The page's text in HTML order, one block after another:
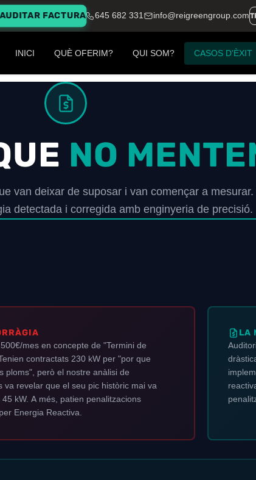
AUDITAR FACTURA 645 682 331 info@reigreengroup.com
INICI QUÈ OFERIM? QUI SOM? CASOS D'ÈXIT
NO
van deixar de suposar i van començar a
detectada i corregida amb enginyeria de precisió.
mes en concepte de "Termini de
contractats 230 kW per "por que
ploms", però el nostre anàlisi de
va revelar que el seu pic històric mai va
kW. A més, patien penalitzacions
Energia Reactiva.
LA